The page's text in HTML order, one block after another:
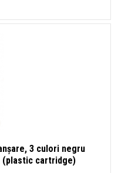
3 culori negru
(plastic cartridge)